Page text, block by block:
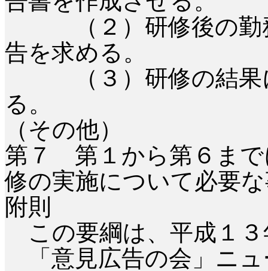
（２）研修後の勤務
告を求める。
（３）研修の結果に
る。
（その他）
第７ 第１から第６まで
修の実施について必要
附則
この要綱は、平成１
「意見広告の会」ニュ